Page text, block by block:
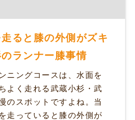
ると膝の外側がズキ
ランナー膝事情
ニングコースは、水面を
よく走れる武蔵小杉・武
のスポットですよね。当
走っていると膝の外側が